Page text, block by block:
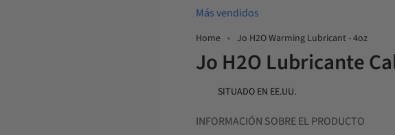
Más vendidos
Home Jo H2O Warming Lubricant - 4oz
Jo H2O Lubricante
SITUADO EN EE.UU.
INFORMACIÓN SOBRE EL PRODUCTO